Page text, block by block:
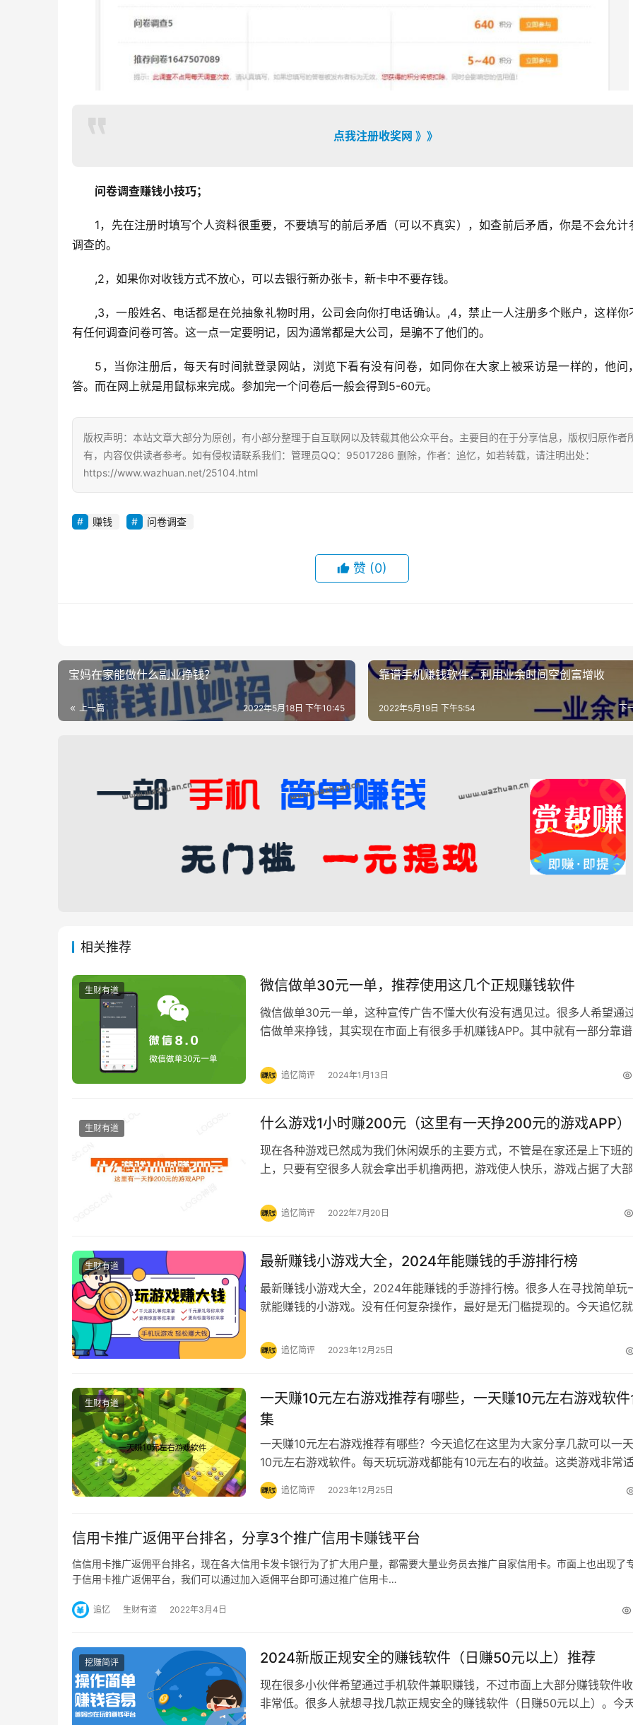
点我注册收奖网 》》
问卷调查赚钱小技巧；
1，先在注册时填写个人资料很重要，不要填写的前后矛盾（可以不真实），如查前后矛盾，你是不会允计
调查的。
,2，如果你对收钱方式不放心，可以去银行新办张卡，新卡中不要存钱。
,3，一般姓名、电话都是在兑抽象礼物时用，公司会向你打电话确认。,4，禁止一人注册多个账户，这样你
有任何调查问卷可答。这一点一定要明记，因为通常都是大公司，是骗不了他们的。
5，当你注册后，每天有时间就登录网站，浏览下看有没有问卷，如同你在大家上被采访是一样的，他问
答。而在网上就是用鼠标来完成。参加完一个问卷后一般会得到5-60元。
版权声明：本站文章大部分为原创，有小部分整理于自互联网以及转载其他公众平台。主要目的在于分享信息，版权归原作者
有，内容仅供读者参考。如有侵权请联系我们：管理员QQ：95017286 删除，作者：追忆，如若转载，请注明出处：
https://www.wazhuan.net/25104.html
赚钱 问卷调查
赞 (0)
宝妈在家能做什么副业挣钱？
上一篇 2022年5月18日 下午10:45
靠谱手机赚钱软件，利用业余时间空创富增收
下
2022年5月19日 下午5:54
相关推荐
生财有道 微信做单30元一单，推荐使用这几个正规赚钱软件
微信做单30元一单，这种宣传广告不懂大伙有没有遇见过。很多人希望通
信做单来挣钱，其实现在市面上有很多手机赚钱APP。其中就有一部分靠
追忆简评 2024年1月13日
生财有道 什么游戏1小时赚200元（这里有一天挣200元的游戏APP）
现在各种游戏已然成为我们休闲娱乐的主要方式，不管是在家还是上下班
上，只要有空很多人就会拿出手机撸两把，游戏使人快乐，游戏占据了大
追忆简评 2022年7月20日
生财有道 最新赚钱小游戏大全，2024年能赚钱的手游排行榜
最新赚钱小游戏大全，2024年能赚钱的手游排行榜。很多人在寻找简单玩
就能赚钱的小游戏。没有任何复杂操作，最好是无门槛提现的。今天追忆
追忆简评 2023年12月25日
生财有道
一天赚10元左右游戏推荐有哪些，一天赚10元左右游戏软
集
一天赚10元左右游戏推荐有哪些？今天追忆在这里为大家分享几款可以一
10元左右游戏软件。每天玩玩游戏都能有10元左右的收益。这类游戏非常
宝妈，学生党操作，在空闲时候可以轻松赚…
追忆简评 2023年12月25日
信用卡推广返佣平台排名，分享3个推广信用卡赚钱平台
信信用卡推广返佣平台排名，现在各大信用卡发卡银行为了扩大用户量，都需要大量业务员去推广自家信用卡。市面上也出现了
于信用卡推广返佣平台，我们可以通过加入返佣平台即可通过推广信用卡…
追忆 生财有道 2022年3月4日
挖赚简评 2024新版正规安全的赚钱软件（日赚50元以上）推荐
现在很多小伙伴希望通过手机软件兼职赚钱，不过市面上大部分赚钱软件
非常低。很多人就想寻找几款正规安全的赚钱软件（日赚50元以上）。今